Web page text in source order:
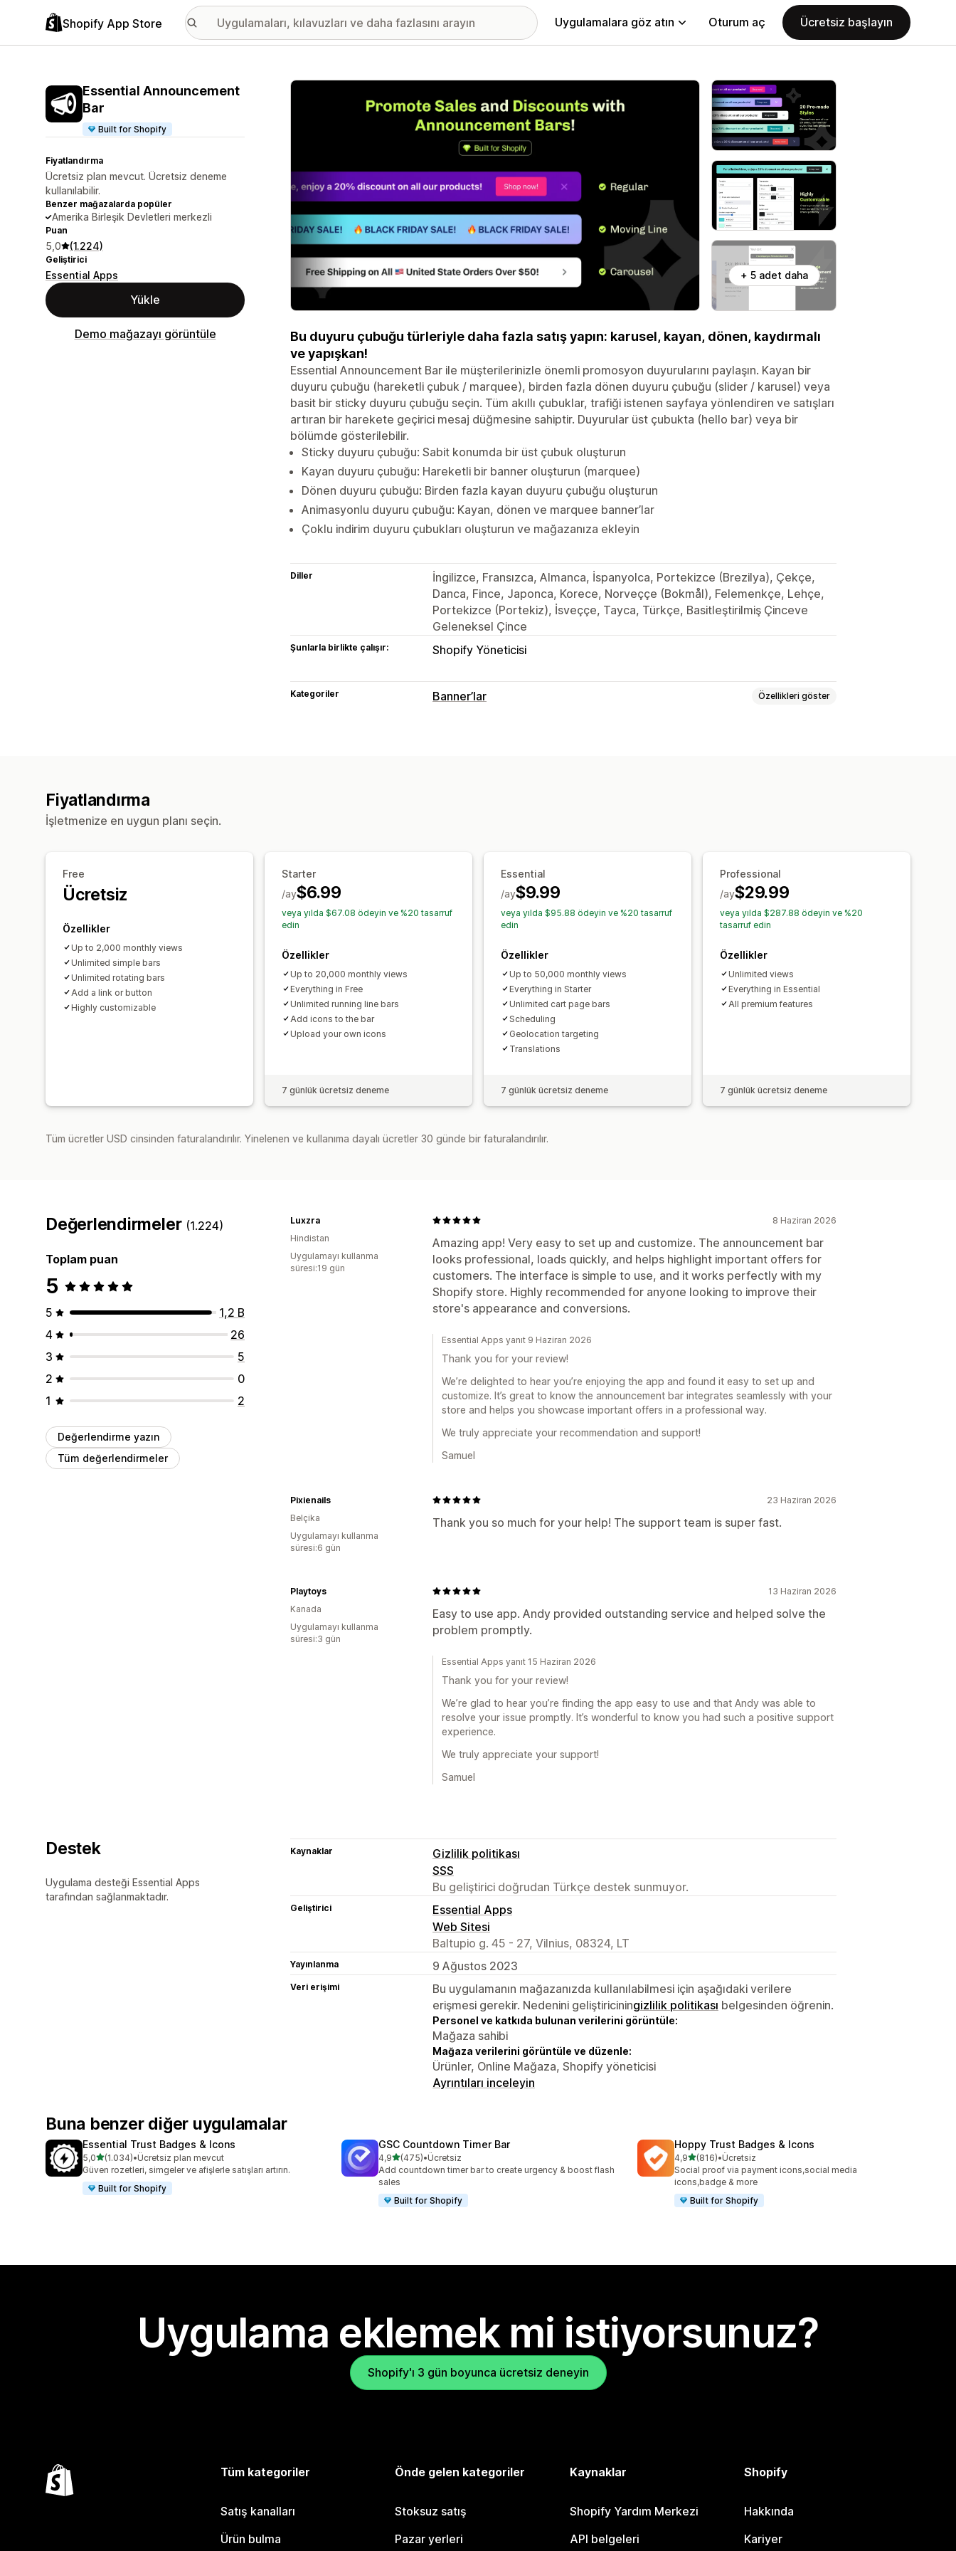
Shopify App Store Uygulamalara göz atın Oturum aç Ücretsiz başlayın
Essential Announcement
Bar
Built for Shopify
Fiyatlandırma
Ücretsiz plan mevcut. Ücretsiz deneme
kullanılabilir.
Benzer mağazalarda popüler
Amerika Birleşik Devletleri merkezli
Puan
5,0 (1.224)
Geliştirici
Essential Apps
Yükle
Demo mağazayı görüntüle
Öne çıkan görsel galerisi
+ 5 adet daha
Bu duyuru çubuğu türleriyle daha fazla satış yapın: karusel, kayan, dönen, kaydırmalı
ve yapışkan!
Essential Announcement Bar ile müşterilerinizle önemli promosyon duyurularını paylaşın. Kayan bir
duyuru çubuğu (hareketli çubuk / marquee), birden fazla dönen duyuru çubuğu (slider / karusel) veya
basit bir sticky duyuru çubuğu seçin. Tüm akıllı çubuklar, trafiği istenen sayfaya yönlendiren ve satışları
artıran bir harekete geçirici mesaj düğmesine sahiptir. Duyurular üst çubukta (hello bar) veya bir
bölümde gösterilebilir.
Sticky duyuru çubuğu: Sabit konumda bir üst çubuk oluşturun
Kayan duyuru çubuğu: Hareketli bir banner oluşturun (marquee)
Dönen duyuru çubuğu: Birden fazla kayan duyuru çubuğu oluşturun
Animasyonlu duyuru çubuğu: Kayan, dönen ve marquee banner’lar
Çoklu indirim duyuru çubukları oluşturun ve mağazanıza ekleyin
Diller
İngilizce, Fransızca, Almanca, İspanyolca, Portekizce (Brezilya), Çekçe,
Danca, Fince, Japonca, Korece, Norveççe (Bokmål), Felemenkçe, Lehçe,
Portekizce (Portekiz), İsveççe, Tayca, Türkçe, Basitleştirilmiş Çinceve
Geleneksel Çince
Şunlarla birlikte çalışır: Shopify Yöneticisi
Kategoriler Banner’lar Özellikleri göster
Coğrafi hedefleme
Davranış hedefleme
Analizler ve raporlama
Performans takibi
Müşteri segmentleri
Fiyatlandırma
İşletmenize en uygun planı seçin.
Free
Ücretsiz
Özellikler
Up to 2,000 monthly views
Unlimited simple bars
Unlimited rotating bars
Add a link or button
Highly customizable
Starter
$6.99
/ay
veya yılda $67.08 ödeyin ve %20 tasarruf
edin
Özellikler
Up to 20,000 monthly views
Everything in Free
Unlimited running line bars
Add icons to the bar
Upload your own icons
7 günlük ücretsiz deneme
Essential
$9.99
/ay
veya yılda $95.88 ödeyin ve %20 tasarruf
edin
Özellikler
Up to 50,000 monthly views
Everything in Starter
Unlimited cart page bars
Scheduling
Geolocation targeting
Translations
7 günlük ücretsiz deneme
Professional
$29.99
/ay
veya yılda $287.88 ödeyin ve %20
tasarruf edin
Özellikler
Unlimited views
Everything in Essential
All premium features
7 günlük ücretsiz deneme
Tüm ücretler USD cinsinden faturalandırılır. Yinelenen ve kullanıma dayalı ücretler 30 günde bir faturalandırılır.
Değerlendirmeler (1.224)
Toplam puan
5
5
1,2 B
4
26
3
5
2
0
1
2
Değerlendirme yazın
Tüm değerlendirmeler
8 Haziran 2026
Amazing app! Very easy to set up and customize. The announcement bar
looks professional, loads quickly, and helps highlight important offers for
customers. The interface is simple to use, and it works perfectly with my
Shopify store. Highly recommended for anyone looking to improve their
store's appearance and conversions.
Luxzra
Hindistan
Uygulamayı kullanma
süresi:19 gün
Essential Apps yanıt 9 Haziran 2026
Thank you for your review!
We’re delighted to hear you’re enjoying the app and found it easy to set up and
customize. It’s great to know the announcement bar integrates seamlessly with your
store and helps you showcase important offers in a professional way.
We truly appreciate your recommendation and support!
Samuel
23 Haziran 2026
Thank you so much for your help! The support team is super fast.
Pixienails
Belçika
Uygulamayı kullanma
süresi:6 gün
13 Haziran 2026
Easy to use app. Andy provided outstanding service and helped solve the
problem promptly.
Playtoys
Kanada
Uygulamayı kullanma
süresi:3 gün
Essential Apps yanıt 15 Haziran 2026
Thank you for your review!
We’re glad to hear you’re finding the app easy to use and that Andy was able to
resolve your issue promptly. It’s wonderful to know you had such a positive support
experience.
We truly appreciate your support!
Samuel
Destek
Uygulama desteği Essential Apps
tarafından sağlanmaktadır.
Kaynaklar
Gizlilik politikası
SSS
Bu geliştirici doğrudan Türkçe destek sunmuyor.
Geliştirici
Essential Apps
Web Sitesi
Baltupio g. 45 - 27, Vilnius, 08324, LT
Yayınlanma 9 Ağustos 2023
Veri erişimi
Bu uygulamanın mağazanızda kullanılabilmesi için aşağıdaki verilere
erişmesi gerekir. Nedenini geliştiriciningizlilik politikası belgesinden öğrenin.
Personel ve katkıda bulunan verilerini görüntüle:
Mağaza sahibi
Mağaza verilerini görüntüle ve düzenle:
Ürünler, Online Mağaza, Shopify yöneticisi
Ayrıntıları inceleyin
Buna benzer diğer uygulamalar
Essential Trust Badges & Icons
5,05 yıldız üzerinden
(1.034)
toplam 1034 değerlendirme
•Ücretsiz plan mevcut
Güven rozetleri, simgeler ve afişlerle satışları artırın.
Built for Shopify
GSC Countdown Timer Bar
4,95 yıldız üzerinden
(475)
toplam 475 değerlendirme
•Ücretsiz
Add countdown timer bar to create urgency & boost flash
sales
Built for Shopify
Hoppy Trust Badges & Icons
4,95 yıldız üzerinden
(816)
toplam 816 değerlendirme
•Ücretsiz
Social proof via payment icons,social media
icons,badge & more
Built for Shopify
Uygulama eklemek mi istiyorsunuz?
Shopify'ı 3 gün boyunca ücretsiz deneyin
Tüm kategoriler
Satış kanalları
Ürün bulma
Önde gelen kategoriler
Stoksuz satış
Pazar yerleri
Kaynaklar
Shopify Yardım Merkezi
API belgeleri
Shopify
Hakkında
Kariyer